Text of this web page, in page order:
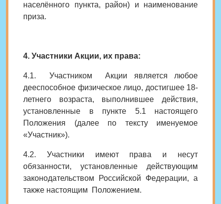
населённого пункта, район) и наименование
приза.
4. Участники Акции, их права:
4.1. Участником Акции является любое
дееспособное физическое лицо, достигшее 18-
летнего возраста, выполнившее действия,
установленные в пункте 5.1 настоящего
Положения (далее по тексту именуемое
«Участник»).
4.2. Участники имеют права и несут
обязанности, установленные действующим
законодательством Российской Федерации, а
также настоящим Положением.